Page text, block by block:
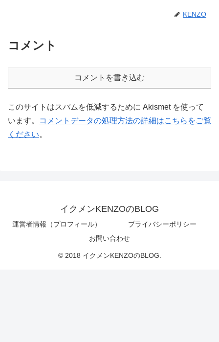
KENZO
コメント
コメントを書き込む
このサイトはスパムを低減するために Akismet を使って
います。
コメントデータの処理方法の詳細はこちらをご覧
ください。
イクメンKENZOのBLOG
運営者情報（プロフィール）
プライバシーポリシー
お問い合わせ
© 2018 イクメンKENZOのBLOG.